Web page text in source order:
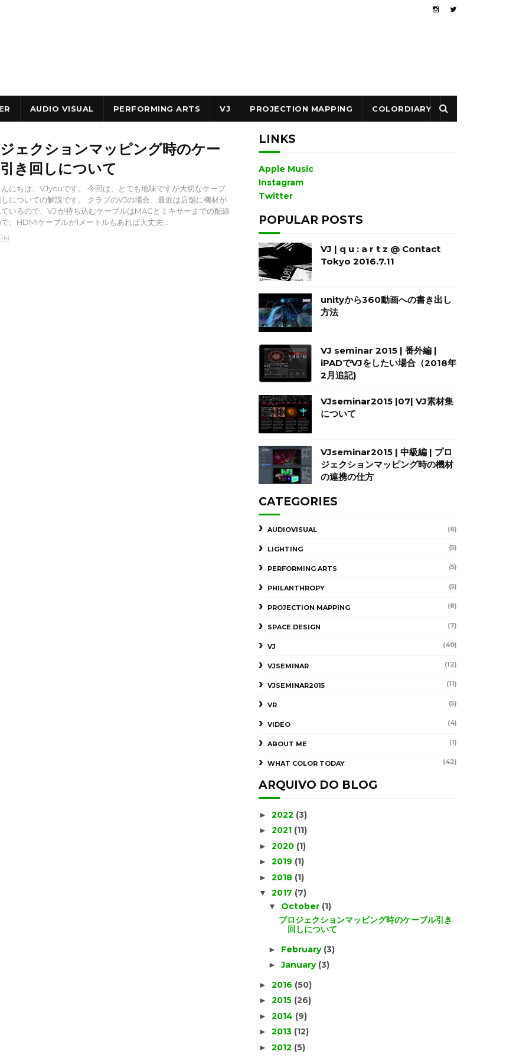
AUDIO VISUAL PERFORMING ARTS VJ PROJECTION MAPPING COLORDIARY
ェクションマッピング時のケー
き回しについて
にちは、VJyouです。 今回は、とても地味ですが大切なケーブ
しについての解説です。 クラブのVJの場合、最近は店舗に機材が
いるので、VJ が持ち込むケーブルはMACとミキサーまでの配線
、HDMIケーブルが1メートルもあれば大丈夫...
LINKS
Apple Music
Instagram
Twitter
POPULAR POSTS
VJ | q u : a r t z @ Contact
Tokyo 2016.7.11
unityから360動画への書き出し
方法
VJ seminar 2015 | 番外編 |
iPADでVJをしたい場合（2018年
2月追記)
VJseminar2015 |07| VJ素材集
について
VJseminar2015 | 中級編 | プロ
ジェクションマッピング時の機材
の連携の仕方
CATEGORIES
AUDIOVISUAL (6)
LIGHTING (5)
PERFORMING ARTS (5)
PHILANTHROPY (5)
PROJECTION MAPPING (8)
SPACE DESIGN (7)
VJ (40)
VJSEMINAR (12)
VJSEMINAR2015 (11)
VR (5)
VIDEO (4)
ABOUT ME (1)
WHAT COLOR TODAY (42)
ARQUIVO DO BLOG
► 2022 (3)
► 2021 (11)
► 2020 (1)
► 2019 (1)
► 2018 (1)
▼ 2017 (7)
▼ October (1)
プロジェクションマッピング時のケーブル引き
回しについて
► February (3)
►January (3)
► 2016 (50)
► 2015 (26)
► 2014 (9)
► 2013 (12)
► 2012 (5)